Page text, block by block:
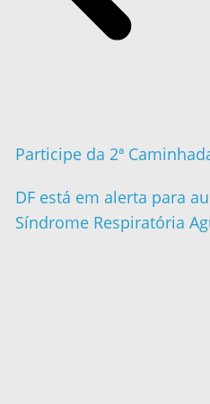
Participe da 2ª
DF está em alerta para
Síndrome Respiratória